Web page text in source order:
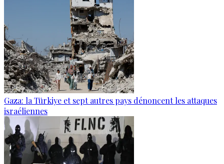
Gaza: la Türkiye et sept autres pays dénoncent les attaques
israéliennes